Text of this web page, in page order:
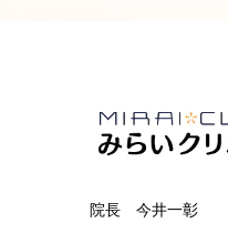
院長 今井一彰